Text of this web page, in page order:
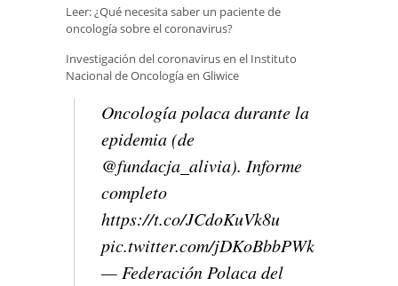
Leer: ¿Qué necesita saber un paciente de
oncología sobre el coronavirus?
Investigación del coronavirus en el Instituto
Nacional de Oncología en Gliwice
Oncología polaca durante la
epidemia (de
@fundacja_alivia). Informe
completo
https://t.co/JCdoKuVk8u
pic.twitter.com/jDKoBbbPWk
— Federación Polaca del